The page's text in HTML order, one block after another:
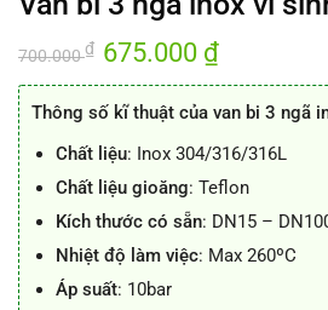
700.000₫ Giá
gốc
là:
675.000 ₫Giá
tại
675.000 ₫.
Thông số kĩ thuật của van bi 3 ngã
Chất liệu: Inox 304/316/316L
Chất liệu gioăng: Teflon
Kích thước có sẵn: DN15 –
Nhiệt độ làm việc: Max 260ºC
Áp suất: 10bar